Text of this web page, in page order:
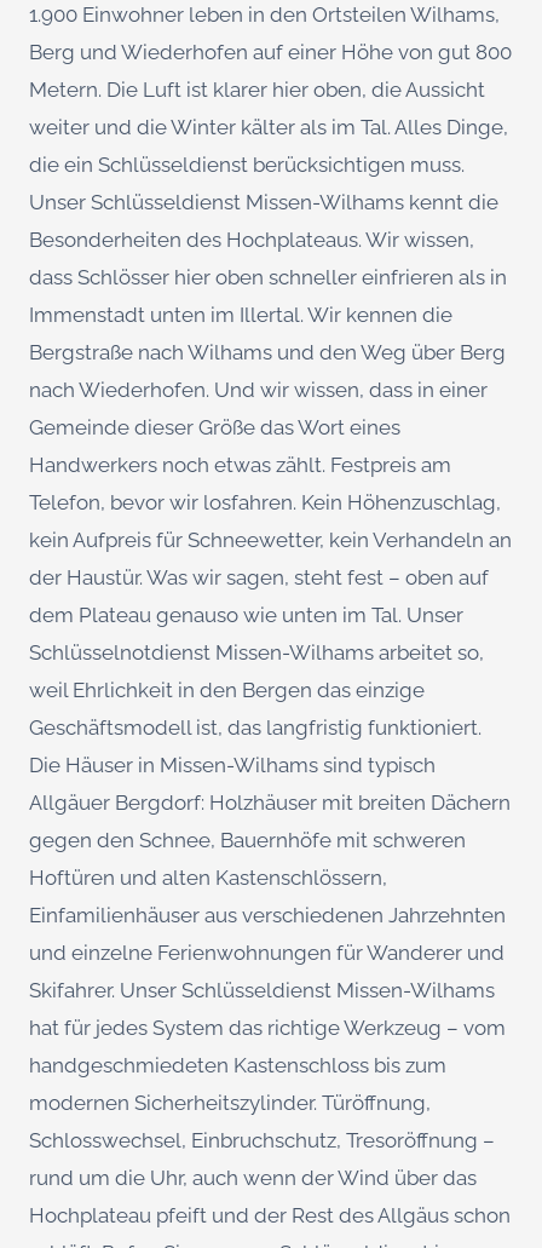
1.900 Einwohner leben in den Ortsteilen Wilhams,
Berg und Wiederhofen auf einer Höhe von gut 800
Metern. Die Luft ist klarer hier oben, die Aussicht
weiter und die Winter kälter als im Tal. Alles Dinge,
die ein Schlüsseldienst berücksichtigen muss.
Unser Schlüsseldienst Missen-Wilhams kennt die
Besonderheiten des Hochplateaus. Wir wissen,
dass Schlösser hier oben schneller einfrieren als in
Immenstadt unten im Illertal. Wir kennen die
Bergstraße nach Wilhams und den Weg über Berg
nach Wiederhofen. Und wir wissen, dass in einer
Gemeinde dieser Größe das Wort eines
Handwerkers noch etwas zählt. Festpreis am
Telefon, bevor wir losfahren. Kein Höhenzuschlag,
kein Aufpreis für Schneewetter, kein Verhandeln an
der Haustür. Was wir sagen, steht fest – oben auf
dem Plateau genauso wie unten im Tal. Unser
Schlüsselnotdienst Missen-Wilhams arbeitet so,
weil Ehrlichkeit in den Bergen das einzige
Geschäftsmodell ist, das langfristig funktioniert.
Die Häuser in Missen-Wilhams sind typisch
Allgäuer Bergdorf: Holzhäuser mit breiten Dächern
gegen den Schnee, Bauernhöfe mit schweren
Hoftüren und alten Kastenschlössern,
Einfamilienhäuser aus verschiedenen Jahrzehnten
und einzelne Ferienwohnungen für Wanderer und
Skifahrer. Unser Schlüsseldienst Missen-Wilhams
hat für jedes System das richtige Werkzeug – vom
handgeschmiedeten Kastenschloss bis zum
modernen Sicherheitszylinder. Türöffnung,
Schlosswechsel, Einbruchschutz, Tresoröffnung –
rund um die Uhr, auch wenn der Wind über das
Hochplateau pfeift und der Rest des Allgäus schon